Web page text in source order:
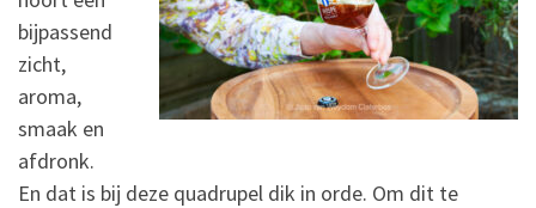
bijpassend
zicht,
aroma,
smaak en
afdronk.
En dat is bij deze quadrupel dik in orde. Om dit te